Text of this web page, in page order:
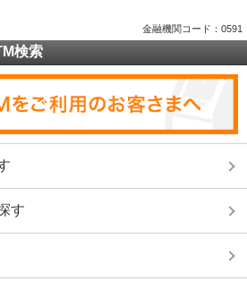
金融機関コード：0591
検索
す